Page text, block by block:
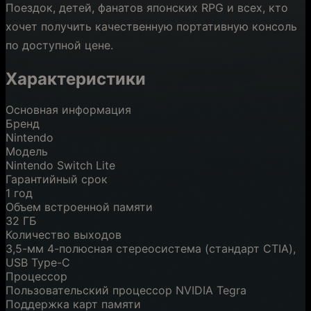
Поездок, детей, фанатов японских RPG и всех, кто
хочет получить качественную портативную консоль
по доступной цене.
Характеристики
Основная информация
Бренд
Nintendo
Модель
Nintendo Switch Lite
Гарантийный срок
1 год
Объем встроенной памяти
32 ГБ
Количество выходов
3,5-мм 4-полюсная стереосистема (стандарт CTIA),
USB Type-C
Процессор
Пользовательский процессор NVIDIA Tegra
Поддержка карт памяти